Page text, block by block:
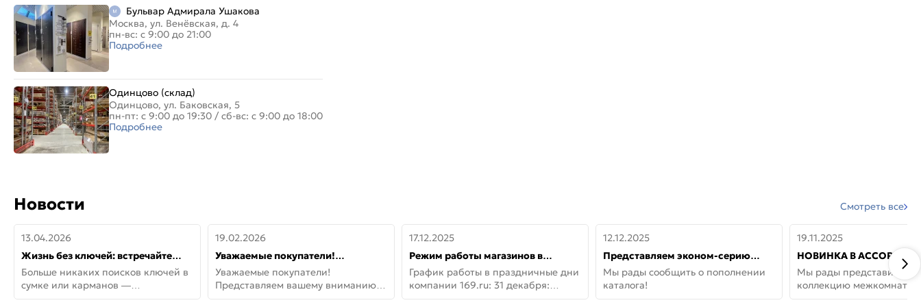
Бульвар Адмирала Ушакова
Москва, ул. Венёвская, д. 4
пн-вс: с 9:00 до 21:00
Подробнее
Одинцово (склад)
Одинцово, ул. Баковская, 5
пн-пт: с 9:00 до 19:30 / сб-вс: с 9:00 до 18:00
Подробнее
Новости Смотреть все
13.04.2026
Жизнь без ключей: встречайте
новую дверь СИТИ ИНТЕГРА
АйКью!
Больше никаких поисков ключей в
сумке или карманов —
представляем СИТИ ИНТЕГРА
19.02.2026
Уважаемые покупатели!
Представляем вашему вниманию
новинки от Armadillo!
Уважаемые покупатели!
Представляем вашему вниманию
новинки от Armadillo! Новая
17.12.2025
Режим работы магазинов в
праздничные дни с 31 декабря по
11 января
График работы в праздничные дни
компании 169.ru: 31 декабря:
Заказы, самовывоз и доставки —
12.12.2025
Представляем эконом-серию
дверей от бренда Portika, где цена
не значит «просто»
Мы рады сообщить о пополнении
каталога!
19.11.2025
НОВИНКА В
ДВЕРИ GLOSSMAT —
НЕОКЛАССИКА И УЮТ
Мы рады представить
коллекцию
GlossMat